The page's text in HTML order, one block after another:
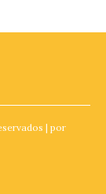
| por